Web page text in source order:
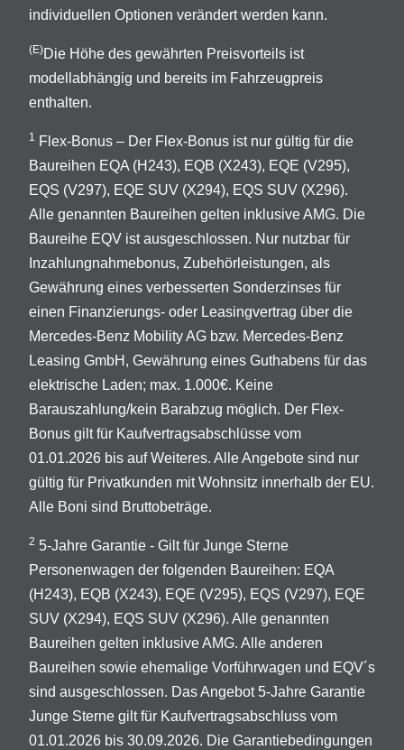
individuellen Optionen verändert werden kann.
(E)Die Höhe des gewährten Preisvorteils ist
modellabhängig und bereits im Fahrzeugpreis
enthalten.
1 Flex-Bonus – Der Flex-Bonus ist nur gültig für die
Baureihen EQA (H243), EQB (X243), EQE (V295),
EQS (V297), EQE SUV (X294), EQS SUV (X296).
Alle genannten Baureihen gelten inklusive AMG. Die
Baureihe EQV ist ausgeschlossen. Nur nutzbar für
Inzahlungnahmebonus, Zubehörleistungen, als
Gewährung eines verbesserten Sonderzinses für
einen Finanzierungs- oder Leasingvertrag über die
Mercedes-Benz Mobility AG bzw. Mercedes-Benz
Leasing GmbH, Gewährung eines Guthabens für das
elektrische Laden; max. 1.000€. Keine
Barauszahlung/kein Barabzug möglich. Der Flex-
Bonus gilt für Kaufvertragsabschlüsse vom
01.01.2026 bis auf Weiteres. Alle Angebote sind nur
gültig für Privatkunden mit Wohnsitz innerhalb der EU.
Alle Boni sind Bruttobeträge.
2 5-Jahre Garantie - Gilt für Junge Sterne
Personenwagen der folgenden Baureihen: EQA
(H243), EQB (X243), EQE (V295), EQS (V297), EQE
SUV (X294), EQS SUV (X296). Alle genannten
Baureihen gelten inklusive AMG. Alle anderen
Baureihen sowie ehemalige Vorführwagen und EQV´s
sind ausgeschlossen. Das Angebot 5-Jahre Garantie
Junge Sterne gilt für Kaufvertragsabschluss vom
01.01.2026 bis 30.09.2026. Die Garantiebedingungen